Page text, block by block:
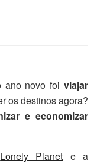
ano novo foi viajar
os destinos agora?
e economizar
Lonely Planet e a